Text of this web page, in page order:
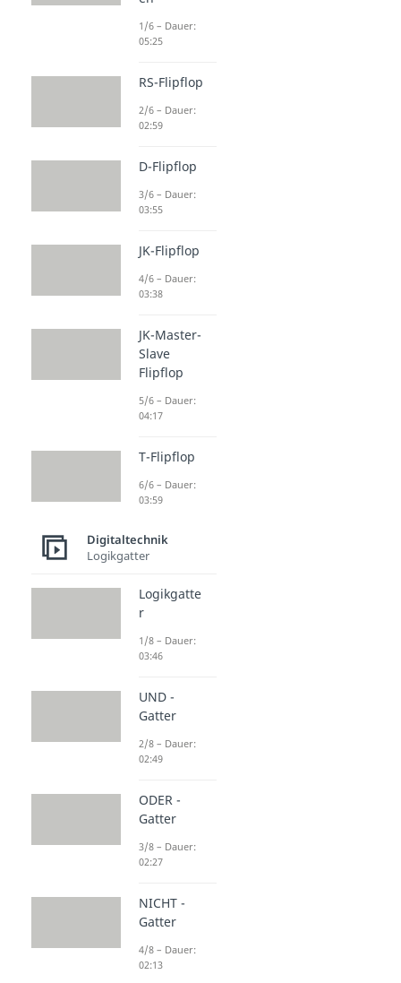
1/6 – Dauer:
05:25
RS-Flipflop
2/6 – Dauer:
02:59
D-Flipflop
3/6 – Dauer:
03:55
JK-Flipflop
4/6 – Dauer:
03:38
JK-Master-
Slave
Flipflop
5/6 – Dauer:
04:17
T-Flipflop
6/6 – Dauer:
03:59
Digitaltechnik
Logikgatter
Logikgatte
r
1/8 – Dauer:
03:46
UND -
Gatter
2/8 – Dauer:
02:49
ODER -
Gatter
3/8 – Dauer:
02:27
NICHT -
Gatter
4/8 – Dauer:
02:13